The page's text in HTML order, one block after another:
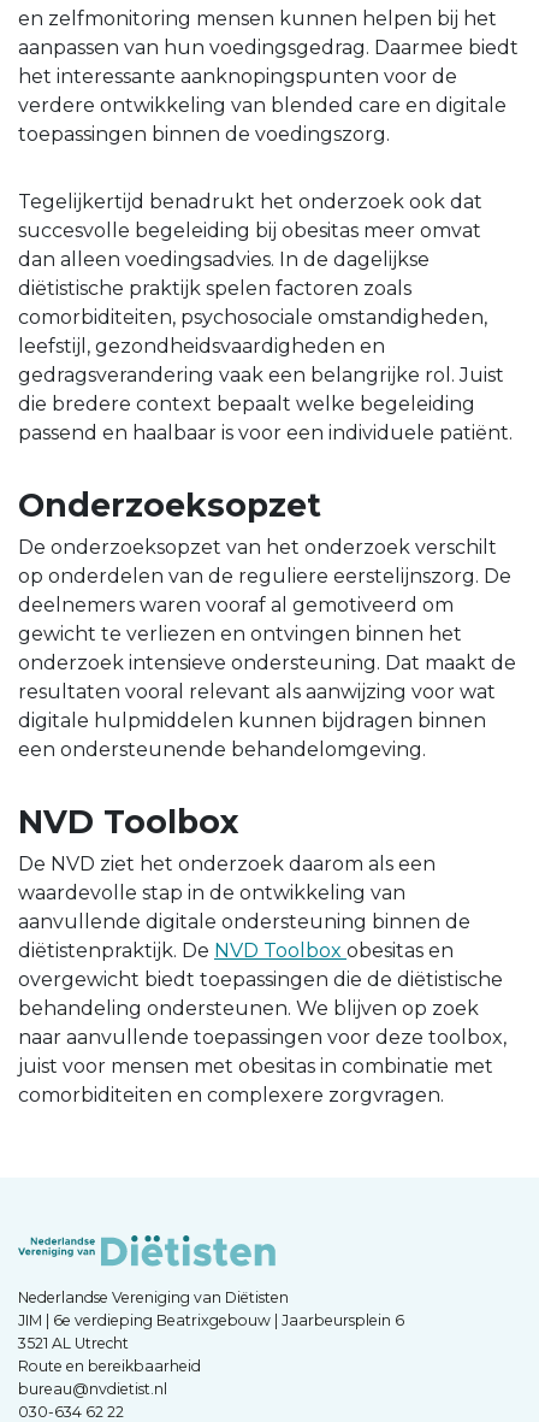
en zelfmonitoring mensen kunnen helpen bij het
aanpassen van hun voedingsgedrag. Daarmee biedt
het interessante aanknopingspunten voor de
verdere ontwikkeling van blended care en digitale
toepassingen binnen de voedingszorg.
Tegelijkertijd benadrukt het onderzoek ook dat
succesvolle begeleiding bij obesitas meer omvat
dan alleen voedingsadvies. In de dagelijkse
diëtistische praktijk spelen factoren zoals
comorbiditeiten, psychosociale omstandigheden,
leefstijl, gezondheidsvaardigheden en
gedragsverandering vaak een belangrijke rol. Juist
die bredere context bepaalt welke begeleiding
passend en haalbaar is voor een individuele patiënt.
Onderzoeksopzet
De onderzoeksopzet van het onderzoek verschilt
op onderdelen van de reguliere eerstelijnszorg. De
deelnemers waren vooraf al gemotiveerd om
gewicht te verliezen en ontvingen binnen het
onderzoek intensieve ondersteuning. Dat maakt de
resultaten vooral relevant als aanwijzing voor wat
digitale hulpmiddelen kunnen bijdragen binnen
een ondersteunende behandelomgeving.
NVD Toolbox
De NVD ziet het onderzoek daarom als een
waardevolle stap in de ontwikkeling van
aanvullende digitale ondersteuning binnen de
diëtistenpraktijk. De NVD Toolbox obesitas en
overgewicht biedt toepassingen die de diëtistische
behandeling ondersteunen. We blijven op zoek
naar aanvullende toepassingen voor deze toolbox,
juist voor mensen met obesitas in combinatie met
comorbiditeiten en complexere zorgvragen.
Nederlandse Vereniging van Diëtisten
JIM | 6e verdieping Beatrixgebouw | Jaarbeursplein 6
3521 AL Utrecht
Route en bereikbaarheid
bureau@nvdietist.nl
030-634 62 22